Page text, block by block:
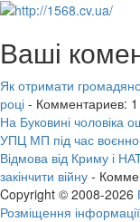
Ваші
Як отримати
році - Комментариев: 1
На Буковині чоловіка
УПЦ МП під час
Відмова від Криму і
закінчити війну -
Copyright © 2008-2026
Розміщення